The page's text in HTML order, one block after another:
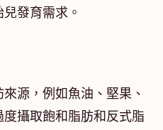
發育需求。
源，例如魚油、堅果、
攝取飽和脂肪和反式脂